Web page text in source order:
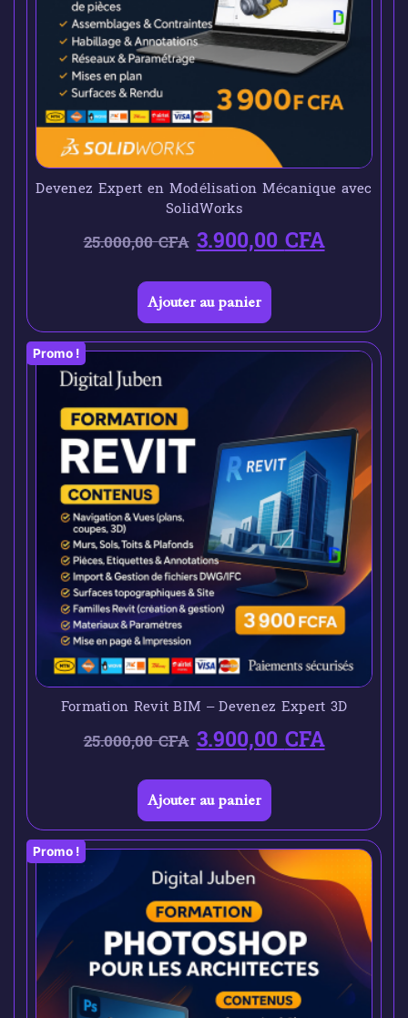
Devenez Expert en Modélisation Mécanique avec
SolidWorks
25.000,00CFA 3.900,00CFA
Ajouter au panier
Promo !
Formation Revit BIM – Devenez Expert 3D
25.000,00CFA 3.900,00CFA
Ajouter au panier
Promo !